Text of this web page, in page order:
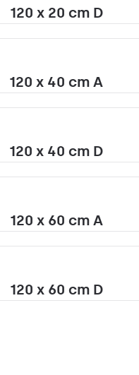
120 x 20 cm D
120 x 40 cm A
120 x 40 cm D
120 x 60 cm A
120 x 60 cm D